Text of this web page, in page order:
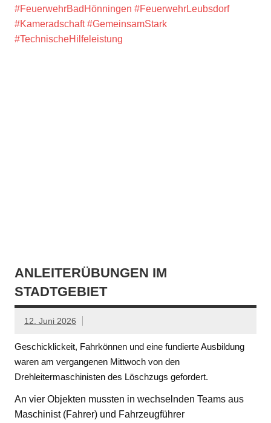
#FeuerwehrBadHönningen #FeuerwehrLeubsdorf
#Kameradschaft #GemeinsamStark
#TechnischeHilfeleistung
ANLEITERÜBUNGEN IM
STADTGEBIET
12. Juni 2026
Geschicklickeit, Fahrkönnen und eine fundierte Ausbildung
waren am vergangenen Mittwoch von den
Drehleitermaschinisten des Löschzugs gefordert.
An vier Objekten mussten in wechselnden Teams aus
Maschinist (Fahrer) und Fahrzeugführer